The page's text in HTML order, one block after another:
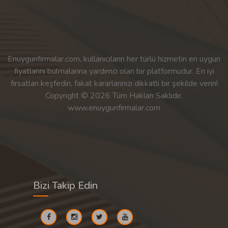
Enuygunfirmalar.com, kullanıcıların her türlü hizmetin en uygun
fiyatlarını bulmalarına yardımcı olan bir platformudur. En iyi
fırsatları keşfedin, fakat kararlarınızı dikkatli bir şekilde verin!
Copyright © 2026 Tüm Hakları Saklıdır.
www.enuygunfirmalar.com
Bizi Takip Edin